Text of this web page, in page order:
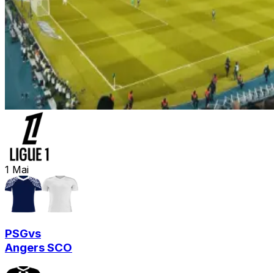
1 Mai
PSGvs
Angers SCO